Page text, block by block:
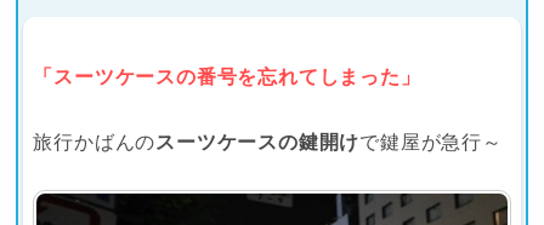
「スーツケースの番号を忘れてしまった」
旅行かばんのスーツケースの鍵開けで鍵屋が急行～